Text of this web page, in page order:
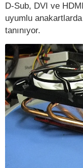
D-Sub, DVI ve
uyumlu
tanınıyor.